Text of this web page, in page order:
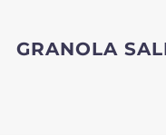
GRANOLA